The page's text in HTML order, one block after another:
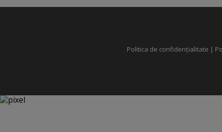
Politica de confidențialitate |